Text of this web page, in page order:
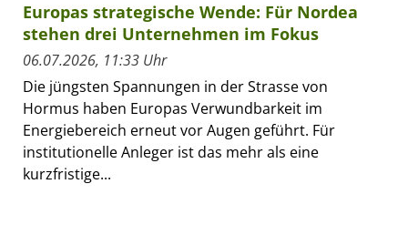
Europas strategische Wende: Für Nordea
stehen drei Unternehmen im Fokus
06.07.2026, 11:33 Uhr
Die jüngsten Spannungen in der Strasse von
Hormus haben Europas Verwundbarkeit im
Energiebereich erneut vor Augen geführt. Für
institutionelle Anleger ist das mehr als eine
kurzfristige...